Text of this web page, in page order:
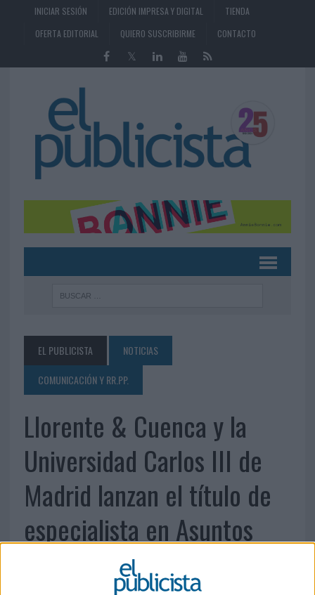
INICIAR SESIÓN EDICIÓN IMPRESA Y DIGITAL
TIENDA
OFERTA EDITORIAL
QUIERO SUSCRIBIRME CONTACTO
EL PUBLICISTA
NOTICIAS
COMUNICACIÓN Y RR.PP.
Llorente & Cuenca y la
Universidad Carlos III de
Madrid lanzan el título de
especialista en Asuntos
Públicos y Lobbying